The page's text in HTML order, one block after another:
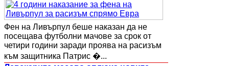
Фен на Ливърпул беше наказан да не
посещава футболни мачове за срок от
четири години заради проява на расизъм
към защитника Патрис �...